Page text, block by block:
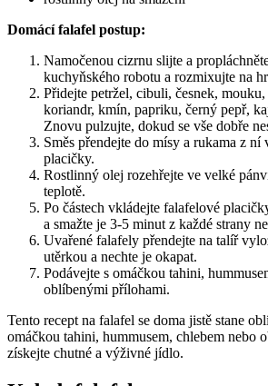
Domácí falafel postup:
Namočenou cizrnu slijte a
kuchyňského robotu a rozmixujte na
Přidejte petržel, cibuli, česnek,
koriandr, kmín, papriku, černý pepř,
Znovu pulzujte, dokud se vše dobře
Směs přendejte do mísy a rukama z ní
placičky.
Rostlinný olej rozehřejte ve velké
teplotě.
Po částech vkládejte falafelové
a smažte je 3-5 minut z každé strany
Uvařené falafely přendejte na talíř
utěrkou a nechte je okapat.
Podávejte s omáčkou tahini,
oblíbenými přílohami.
Tento recept na falafel se doma jistě stane
omáčkou tahini, hummusem, chlebem nebo
získejte chutné a výživné jídlo.